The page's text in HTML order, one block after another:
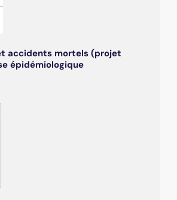
accidents mortels (projet
épidémiologique